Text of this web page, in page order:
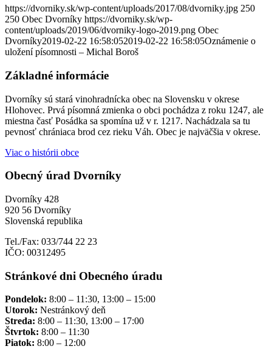
https://dvorniky.sk/wp-content/uploads/2017/08/dvorniky.jpg 250
250 Obec Dvorníky https://dvorniky.sk/wp-
content/uploads/2019/06/dvorniky-logo-2019.png Obec
Dvorníky2019-02-22 16:58:052019-02-22 16:58:05Oznámenie o
uložení písomnosti – Michal Boroš
Základné informácie
Dvorníky sú stará vinohradnícka obec na Slovensku v okrese
Hlohovec. Prvá písomná zmienka o obci pochádza z roku 1247, ale
miestna časť Posádka sa spomína už v r. 1217. Nachádzala sa tu
pevnosť chrániaca brod cez rieku Váh. Obec je najväčšia v okrese.
Viac o histórii obce
Obecný úrad Dvorníky
Dvorníky 428
920 56 Dvorníky
Slovenská republika
Tel./Fax: 033/744 22 23
IČO: 00312495
Stránkové dni Obecného úradu
Pondelok: 8:00 – 11:30, 13:00 – 15:00
Utorok: Nestránkový deň
Streda: 8:00 – 11:30, 13:00 – 17:00
Štvrtok: 8:00 – 11:30
Piatok: 8:00 – 12:00